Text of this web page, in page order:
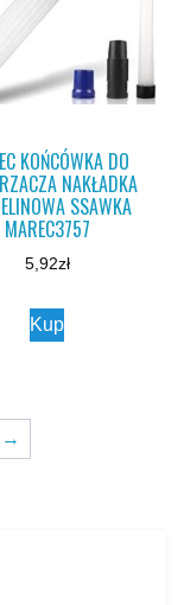
KOŃCÓWKA DO
NAKŁADKA
SSAWKA
MAREC3757
5,92zł
Kup
→